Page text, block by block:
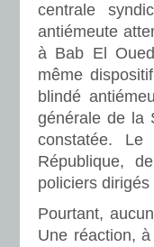
centrale
antiémeute
à Bab El
même
blindé
générale de la
constatée.
République,
policiers
Pourtant,
Une réaction,